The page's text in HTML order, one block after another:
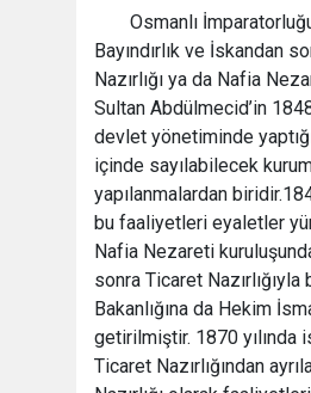
Osmanlı
Bayındırlık ve İskandan
Nazırlığı ya da Nafia
Sultan Abdülmecid’in
devlet yönetiminde
içinde sayılabilecek
yapılanmalardan
bu faaliyetleri eyaletler
Nafia Nezareti
sonra Ticaret
Bakanlığına da Hekim
getirilmiştir. 1870 yılında
Ticaret Nazırlığından